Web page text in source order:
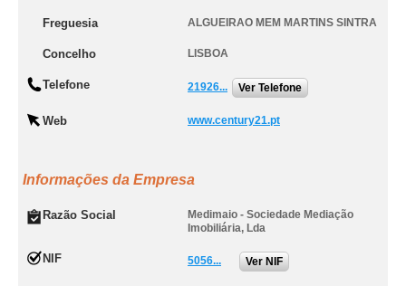
Freguesia ALGUEIRAO MEM MARTINS SINTRA
Concelho LISBOA
Telefone 21926... Ver Telefone
Web www.century21.pt
Informações da Empresa
Razão Social
Medimaio - Sociedade Mediação
Imobiliária, Lda
NIF 5056... Ver NIF